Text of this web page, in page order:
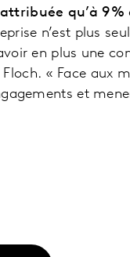
qu’à
n’est plus
en plus une
« Face aux
et